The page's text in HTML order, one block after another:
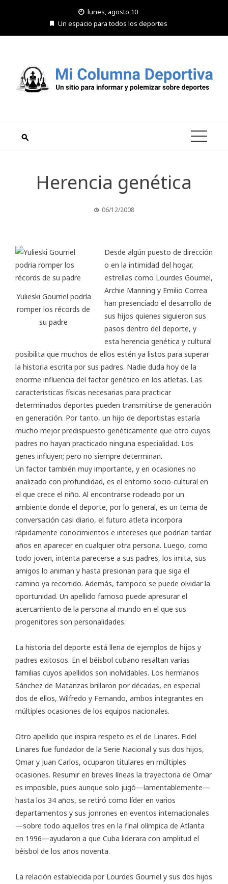
lunes, agosto 10
Un espacio para todos los deportes
Herencia genética
06/12/2008
Yulieski Gourriel podría
romper los récords de
su padre
Desde algún puesto de dirección
o en la intimidad del hogar,
estrellas como Lourdes Gourriel,
Archie Manning y Emilio Correa
han presenciado el desarrollo de
sus hijos quienes siguieron sus
pasos dentro del deporte, y
esta herencia genética y cultural
posibilita que muchos de ellos estén ya listos para superar
la historia escrita por sus padres. Nadie duda hoy de la
enorme influencia del factor genético en los atletas. Las
características físicas necesarias para practicar
determinados deportes pueden transmitirse de generación
en generación. Por tanto, un hijo de deportistas estaría
mucho mejor predispuesto genéticamente que otro cuyos
padres no hayan practicado ninguna especialidad. Los
genes influyen; pero no siempre determinan.
Un factor también muy importante, y en ocasiones no
analizado con profundidad, es el entorno socio-cultural en
el que crece el niño. Al encontrarse rodeado por un
ambiente donde el deporte, por lo general, es un tema de
conversación casi diario, el futuro atleta incorpora
rápidamente conocimientos e intereses que podrían tardar
años en aparecer en cualquier otra persona. Luego, como
todo joven, intenta parecerse a sus padres, los imita, sus
amigos lo animan y hasta presionan para que siga el
camino ya recorrido. Además, tampoco se puede olvidar la
oportunidad. Un apellido famoso puede apresurar el
acercamiento de la persona al mundo en el que sus
progenitores son personalidades.
La historia del deporte está llena de ejemplos de hijos y
padres exitosos. En el béisbol cubano resaltan varias
familias cuyos apellidos son inolvidables. Los hermanos
Sánchez de Matanzas brillaron por décadas, en especial
dos de ellos, Wilfredo y Fernando, ambos integrantes en
múltiples ocasiones de los equipos nacionales.
Otro apellido que inspira respeto es el de Linares. Fidel
Linares fue fundador de la Serie Nacional y sus dos hijos,
Omar y Juan Carlos, ocuparon titulares en múltiples
ocasiones. Resumir en breves líneas la trayectoria de Omar
es imposible, pues aunque solo jugó—lamentablemente—
hasta los 34 años, se retiró como líder en varios
departamentos y sus jonrones en eventos internacionales
—sobre todo aquellos tres en la final olímpica de Atlanta
en 1996—ayudaron a que Cuba liderara con amplitud el
béisbol de los años noventa.
La relación establecida por Lourdes Gourriel y sus dos hijos